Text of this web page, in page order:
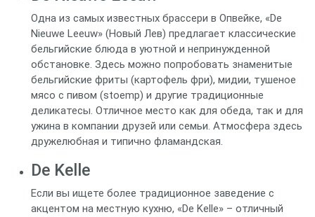
Одна из самых известных брассери в Опвейке, «De
Nieuwe Leeuw» (Новый Лев) предлагает классические
бельгийские блюда в уютной и непринужденной
обстановке. Здесь можно попробовать знаменитые
бельгийские фриты (картофель фри), мидии, тушеное
мясо с пивом (stoemp) и другие традиционные
деликатесы. Отличное место как для обеда, так и для
ужина в компании друзей или семьи. Атмосфера здесь
дружелюбная и типично фламандская.
De Kelle
Если вы ищете более традиционное заведение с
акцентом на местную кухню, «De Kelle» – отличный